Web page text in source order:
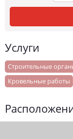
Услуги
Строительные
Кровельные работы